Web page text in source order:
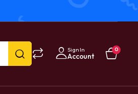
Sign In
Account
0